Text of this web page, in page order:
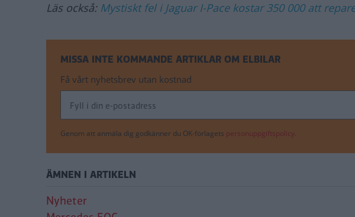
Läs också: Mystiskt fel i Jaguar I-Pace kostar 350 000 att
MISSA INTE KOMMANDE ARTIKLAR OM ELBILAR
Få vårt nyhetsbrev utan kostnad
Genom att anmäla dig godkänner du OK-förlagets personuppgiftspolicy.
ÄMNEN I ARTIKELN
Nyheter